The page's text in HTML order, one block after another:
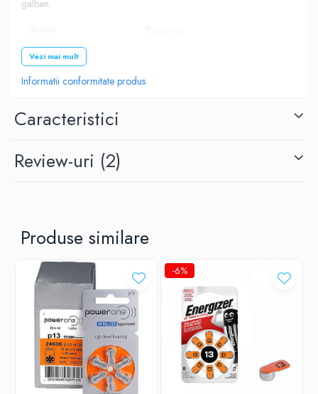
galben.
Model
Tip Zinc-Aer
Dimensiune
Vezi mai mult
Informatii conformitate produs
Caracteristici
Review-uri (2)
Produse similare
-6%